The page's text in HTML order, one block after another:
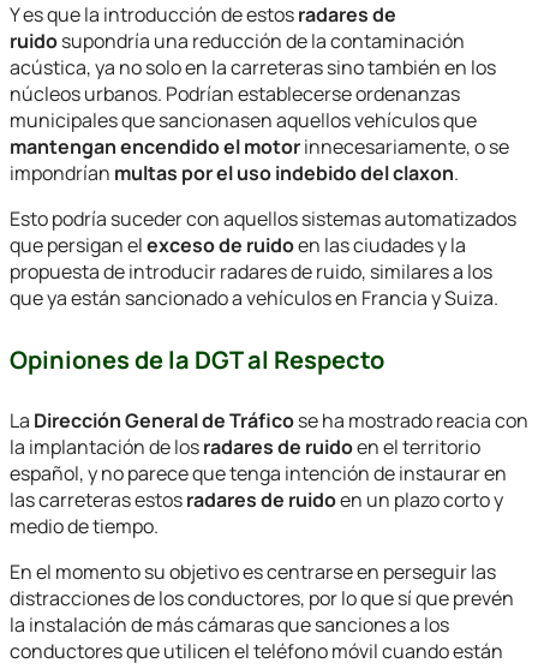
Y es que la introducción de estosradares de
ruidosupondría una reducción de la contaminación
acústica, ya no solo en la carreteras sino también en los
núcleos urbanos. Podrían establecerse ordenanzas
municipales que sancionasen aquellos vehículos que
mantengan encendido el motorinnecesariamente, o se
impondrían multas por el uso indebido del claxon.
Esto podría suceder con aquellos sistemas automatizados
que persigan elexceso de ruidoen las ciudades y la
propuesta de introducir radares de ruido, similares a los
que ya están sancionado a vehículos en Francia y Suiza.
Opiniones de la DGT al Respecto
La Dirección General de Tráficose ha mostrado reacia con
la implantación de losradares de ruidoen el territorio
español, y no parece que tenga intención de instaurar en
las carreteras estosradares de ruidoen un plazo corto y
medio de tiempo.
En el momento su objetivo es centrarse en perseguir las
distracciones de los conductores, por lo que sí que prevén
la instalación de más cámaras que sanciones a los
conductores que utilicen el teléfono móvil cuando están